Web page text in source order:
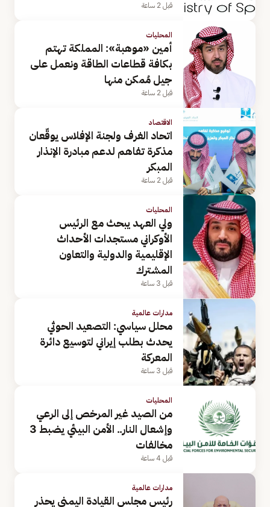
قبل 2 ساعة
المحليات
أمين «موهبة»: المملكة تهتم
بكافة قطاعات الطاقة ونعمل على
جيل مُمكن منها
قبل 2 ساعة
الاقتصاد
اتحاد الغرف ولجنة الإفلاس يوقّعان
مذكرة تفاهم لدعم مبادرة الإنذار
المبكر
قبل 2 ساعة
المحليات
ولي العهد يبحث مع الرئيس
الأوكراني مستجدات الأحداث
الإقليمية والدولية والتعاون
المشترك
قبل 3 ساعة
مدارات عالمية
محلل سياسي: التصعيد الحوثي
يحدث بطلب إيراني لتوسيع دائرة
المعركة
قبل 3 ساعة
المحليات
من الصيد غير المرخص إلى الرعي
وإشعال النار.. الأمن البيئي يضبط 3
مخالفات
قبل 4 ساعة
مدارات عالمية
رئيس مجلس القيادة اليمني يحذر